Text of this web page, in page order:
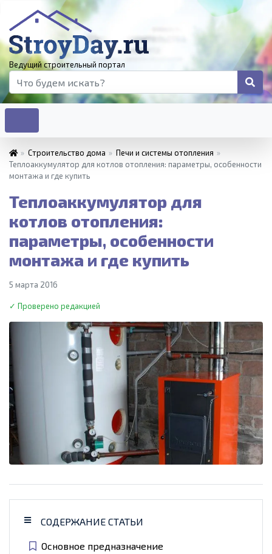
Ведущий строительный портал
» Строительство дома » Печи и системы отопления »
Теплоаккумулятор для котлов отопления: параметры, особенности
монтажа и где купить
Теплоаккумулятор для
котлов отопления:
параметры, особенности
монтажа и где купить
5 марта 2016
✓ Проверено редакцией
СОДЕРЖАНИЕ СТАТЬИ
Основное предназначение